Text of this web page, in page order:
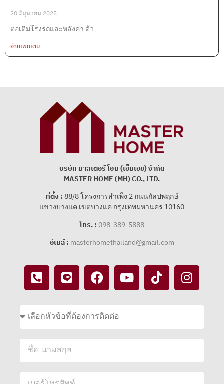
20 มิถุนายน 2025
ต่อเติมโรงรถและหลังคา ด้ว
อ่านเพิ่มเติม
บริษัท มาสเตอร์ โฮม (เอ็มเอช) จํากัด
MASTER HOME (MH) CO., LTD.
ที่ตั้ง : 88/8 โครงการสําเพ็ง 2 ถนนกัลปพฤกษ์
แขวงบางแค เขตบางแค กรุงเทพมหานคร 10160
โทร. : 098-389-5888
อีเมล์ : masterhomethailand@gmail.com